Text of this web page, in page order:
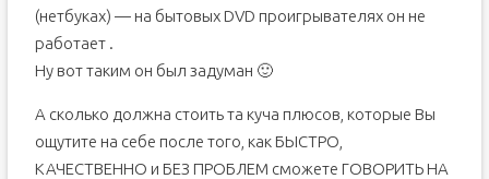
(нетбуках) — на бытовых DVD проигрывателях он не
работает .
Ну вот таким он был задуман 🙂
А сколько должна стоить та куча плюсов, которые Вы
ощутите на себе после того, как БЫСТРО,
КАЧЕСТВЕННО и БЕЗ ПРОБЛЕМ сможете ГОВОРИТЬ НА